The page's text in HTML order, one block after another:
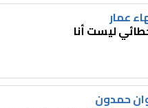
عمار
ليست أنا
حمدون